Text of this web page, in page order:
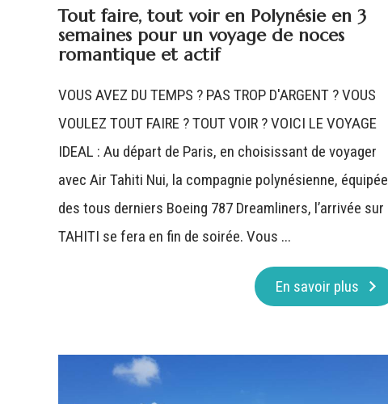
Tout faire, tout voir en Polynésie en 3
semaines pour un voyage de noces
romantique et actif
VOUS AVEZ DU TEMPS ? PAS TROP D'ARGENT ? VOUS
VOULEZ TOUT FAIRE ? TOUT VOIR ? VOICI LE VOYAGE
IDEAL : Au départ de Paris, en choisissant de voyager
avec Air Tahiti Nui, la compagnie polynésienne, équipée
des tous derniers Boeing 787 Dreamliners, l’arrivée sur
TAHITI se fera en fin de soirée. Vous ...
En savoir plus